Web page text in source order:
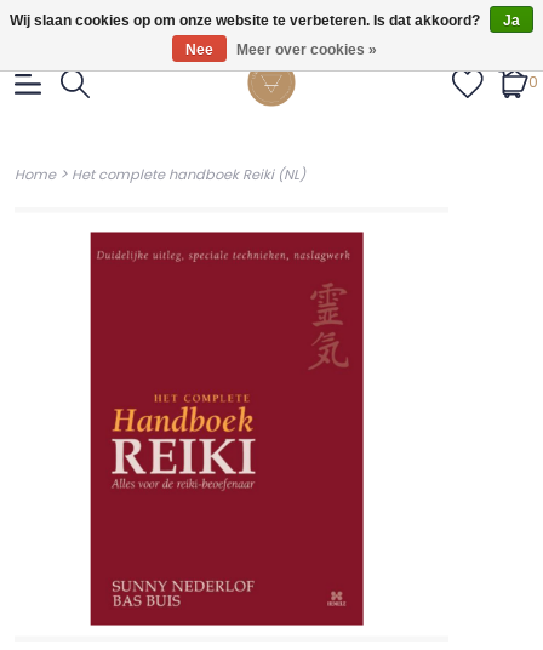
Gratis verzendig vanaf €55.
0
Home> Het complete handboek Reiki (NL)
Wij slaan cookies op om onze website te verbeteren. Is dat akkoord?
Ja
Nee
Meer over cookies »